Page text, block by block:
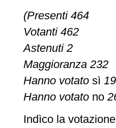
(Presenti 464
Votanti 462
Astenuti 2
Maggioranza 232
Hanno votato sì
Hanno votato no
Indìco la